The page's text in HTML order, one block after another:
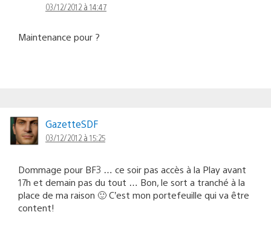
03/12/2012 à 14:47
Maintenance pour ?
GazetteSDF
03/12/2012 à 15:25
Dommage pour BF3 … ce soir pas accès à la Play avant
17h et demain pas du tout … Bon, le sort a tranché à la
place de ma raison 🙂 C’est mon portefeuille qui va être
content!